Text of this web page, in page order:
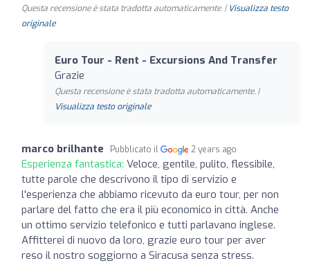
Questa recensione è stata tradotta automaticamente. | Visualizza testo
originale
Euro Tour - Rent - Excursions And Transfer
Grazie
Questa recensione è stata tradotta automaticamente. |
Visualizza testo originale
marco brilhante Pubblicato il 2 years ago
Esperienza fantastica: Veloce, gentile, pulito, flessibile,
tutte parole che descrivono il tipo di servizio e
l'esperienza che abbiamo ricevuto da euro tour, per non
parlare del fatto che era il più economico in città. Anche
un ottimo servizio telefonico e tutti parlavano inglese.
Affitterei di nuovo da loro, grazie euro tour per aver
reso il nostro soggiorno a Siracusa senza stress.